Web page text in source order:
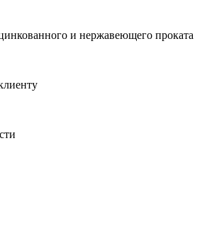
и нержавеющего проката